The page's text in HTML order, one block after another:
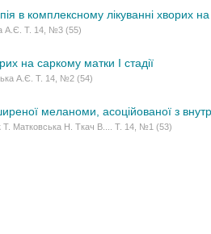
в комплексному лікуванні хворих на
А.Є. Т. 14, №3 (55)
на саркому матки І стадії
А.Є. Т. 14, №2 (54)
меланоми, асоційованої з
Матковська Н. Ткач В.... Т. 14, №1 (53)